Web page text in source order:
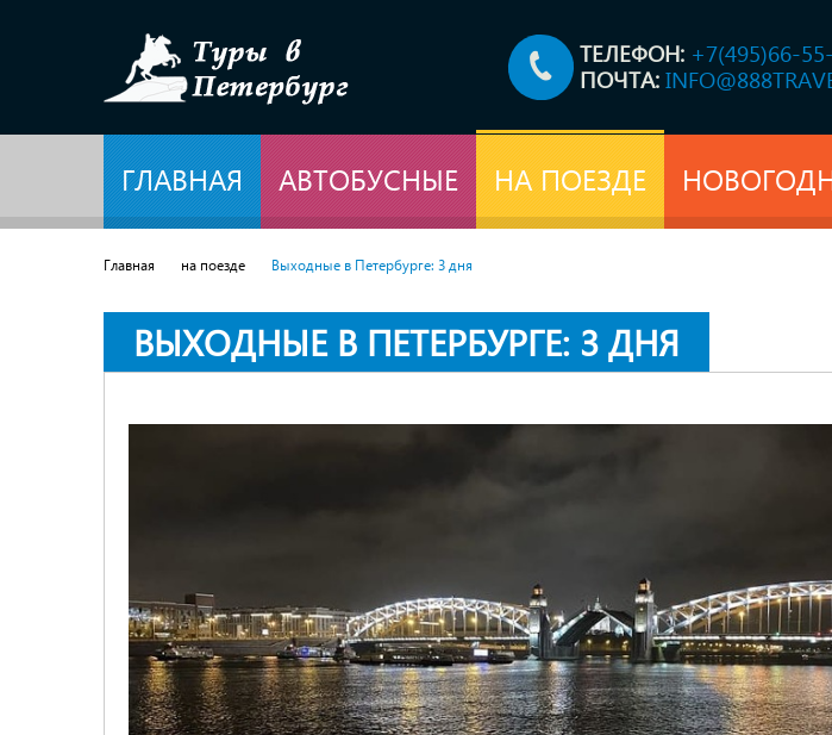
ТЕЛЕФОН: +7(495)66-
ПОЧТА:
ГЛАВНАЯ АВТОБУСНЫЕ НА ПОЕЗДЕ
Главная на поезде Выходные в Петербурге: 3 дня
ВЫХОДНЫЕ В ПЕТЕРБУРГЕ: 3 ДНЯ